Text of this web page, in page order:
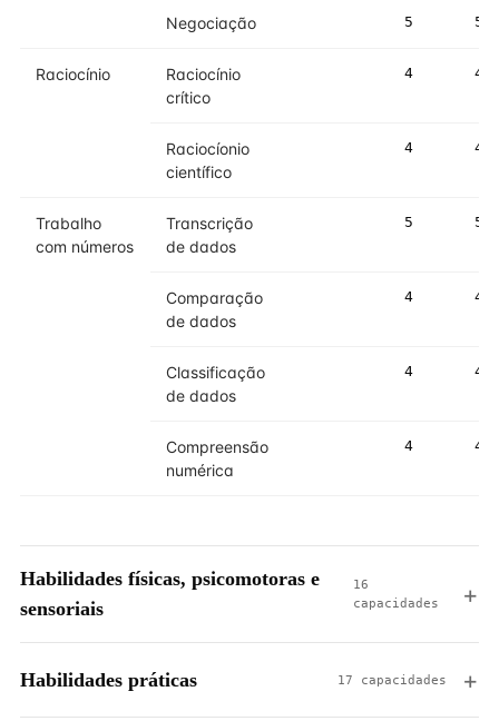
Negociação 5 5
Raciocínio
Raciocínio
crítico
4 4
Raciocíonio
científico
4 4
Trabalho
com números
Transcrição
de dados
5 5
Comparação
de dados
4 4
Classificação
de dados
4 4
Compreensão
numérica
4 4
Habilidades físicas, psicomotoras e
sensoriais
16
capacidades
Habilidades práticas 17 capacidades